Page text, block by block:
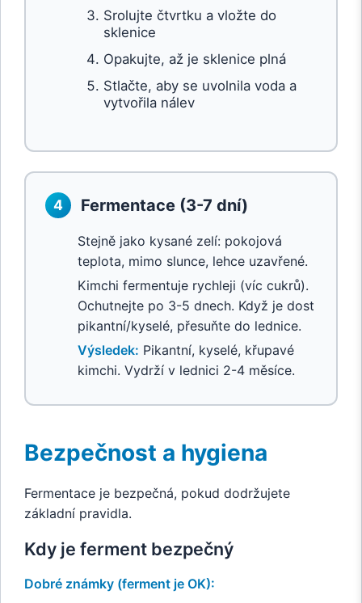
Srolujte čtvrtku a vložte do
sklenice
Opakujte, až je sklenice plná
Stlačte, aby se uvolnila voda a
vytvořila nálev
4 Fermentace (3-7 dní)
Stejně jako kysané zelí: pokojová
teplota, mimo slunce, lehce uzavřené.
Kimchi fermentuje rychleji (víc cukrů).
Ochutnejte po 3-5 dnech. Když je dost
pikantní/kyselé, přesuňte do lednice.
Výsledek: Pikantní, kyselé, křupavé
kimchi. Vydrží v lednici 2-4 měsíce.
Bezpečnost a hygiena
Fermentace je bezpečná, pokud dodržujete
základní pravidla.
Kdy je ferment bezpečný
Dobré známky (ferment je OK):